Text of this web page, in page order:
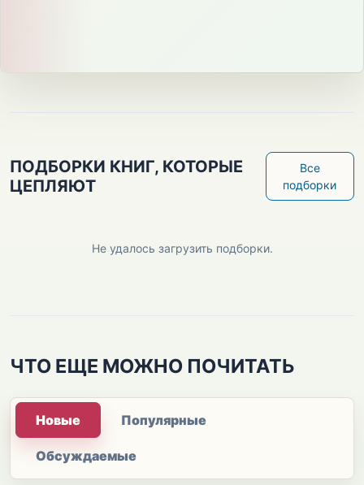
ПОДБОРКИ КНИГ, КОТОРЫЕ
ЦЕПЛЯЮТ
Все
подборки
Не удалось загрузить подборки.
ЧТО ЕЩЕ МОЖНО ПОЧИТАТЬ
Новые Популярные
Обсуждаемые